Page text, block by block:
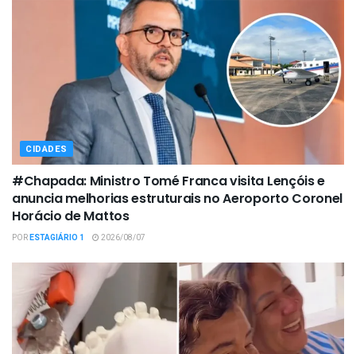
CIDADES
#Chapada: Ministro Tomé Franca visita Lençóis e
anuncia melhorias estruturais no Aeroporto Coronel
Horácio de Mattos
PORESTAGIÁRIO 1 2026/08/07